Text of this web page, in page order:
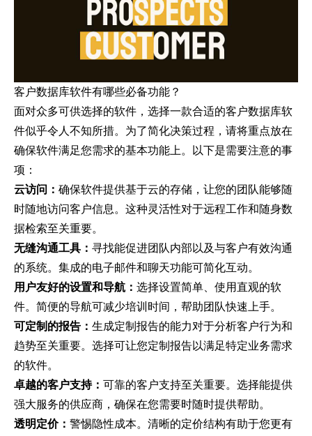
客户数据库软件有哪些必备功能？
面对众多可供选择的软件，选择一款合适的客户数据库软
件似乎令人不知所措。为了简化决策过程，请将重点放在
确保软件满足您需求的基本功能上。以下是需要注意的事
项：
云访问： 确保软件提供基于云的存储，让您的团队能够随
时随地访问客户信息。这种灵活性对于远程工作和随身数
据检索至关重要。
无缝沟通工具： 寻找能促进团队内部以及与客户有效沟通
的系统。集成的电子邮件和聊天功能可简化互动。
用户友好的设置和导航： 选择设置简单、使用直观的软
件。简便的导航可减少培训时间，帮助团队快速上手。
可定制的报告： 生成定制报告的能力对于分析客户行为和
趋势至关重要。选择可让您定制报告以满足特定业务需求
的软件。
卓越的客户支持： 可靠的客户支持至关重要。选择能提供
强大服务的供应商，确保在您需要时随时提供帮助。
透明定价： 警惕隐性成本。清晰的定价结构有助于您更有